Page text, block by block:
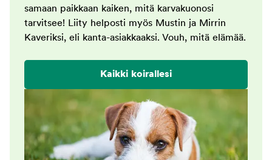
samaan paikkaan kaiken, mitä karvakuonosi
tarvitsee! Liity helposti myös Mustin ja Mirrin
Kaveriksi, eli kanta-asiakkaaksi. Vouh, mitä elämää.
Kaikki koirallesi